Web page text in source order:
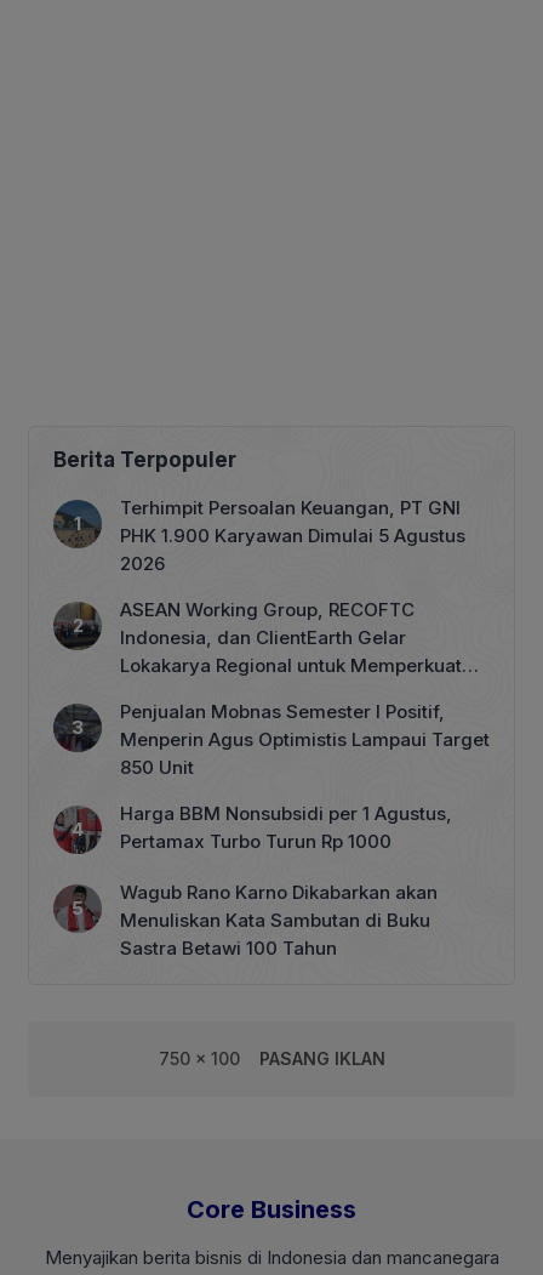
Berita Terpopuler
Terhimpit Persoalan Keuangan, PT GNI
PHK 1.900 Karyawan Dimulai 5 Agustus
2026
ASEAN Working Group, RECOFTC
Indonesia, dan ClientEarth Gelar
Lokakarya Regional untuk Memperkuat
Penjualan Mobnas Semester I Positif,
Menperin Agus Optimistis Lampaui Target
850 Unit
Harga BBM Nonsubsidi per 1 Agustus,
Pertamax Turbo Turun Rp 1000
Wagub Rano Karno Dikabarkan akan
Menuliskan Kata Sambutan di Buku
Sastra Betawi 100 Tahun
750 x 100 PASANG IKLAN
Core Business
Menyajikan berita bisnis di Indonesia dan mancanegara